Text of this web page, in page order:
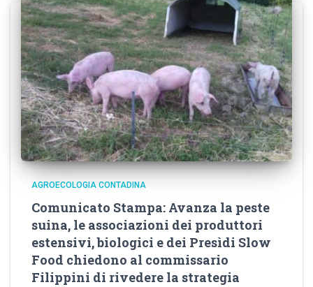
AGROECOLOGIA CONTADINA
Comunicato Stampa: Avanza la peste
suina, le associazioni dei produttori
estensivi, biologici e dei Presìdi Slow
Food chiedono al commissario
Filippini di rivedere la strategia